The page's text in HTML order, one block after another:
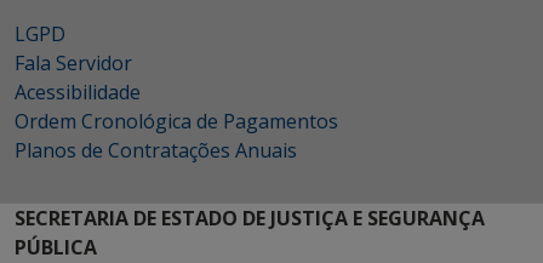
LGPD
Fala Servidor
Acessibilidade
Ordem Cronológica de Pagamentos
Planos de Contratações Anuais
SECRETARIA DE ESTADO DE JUSTIÇA E SEGURANÇA
PÚBLICA